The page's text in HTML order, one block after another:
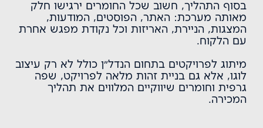
בסוף התהליך, חשוב שכל החומרים ירגישו חלק
מאותה מערכת: האתר, הפוסטים, המודעות,
המצגות, הניירת, האריזות וכל נקודת מפגש אחרת
עם הלקוח.
מיתוג לפרויקטים בתחום הנדל״ןכולל לא רק עיצוב
לוגו, אלא גם בניית זהות מלאה לפרויקט, שפה
גרפית וחומרים שיווקיים המלווים את תהליך
המכירה.